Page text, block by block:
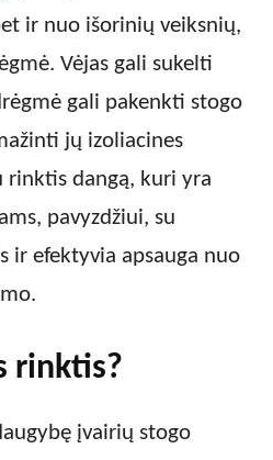
ir nuo išorinių veiksnių,
Vėjas gali sukelti
gali pakenkti stogo
jų izoliacines
rinktis dangą, kuri yra
pavyzdžiui, su
ir efektyvia apsauga nuo
rinktis?
įvairių stogo